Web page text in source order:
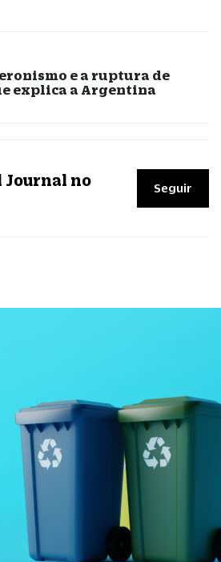
e a ruptura de
explica a Argentina
Journal no
Seguir